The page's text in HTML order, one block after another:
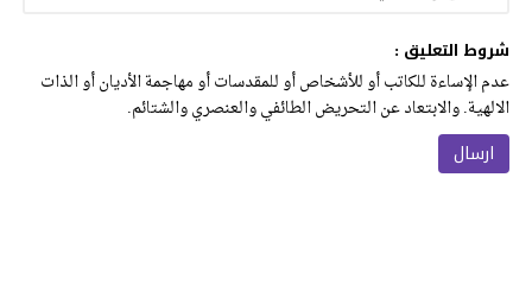
شروط التعليق :
عدم الإساءة للكاتب أو للأشخاص أو للمقدسات أو مهاجمة الأديان أو الذات
الالهية. والابتعاد عن التحريض الطائفي والعنصري والشتائم.